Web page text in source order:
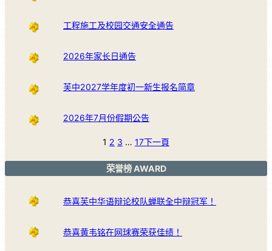
工程施工及校园交通安全通告
2026年家长日通告
芙中2027学年度初一新生报名简章
2026年7月份假期公告
1 2 3 … 17下一頁
荣誉榜 AWARD
恭喜芙中华语辩论校队蝉联全中辩冠军！
恭喜黄韦铭在网球赛荣获佳绩！